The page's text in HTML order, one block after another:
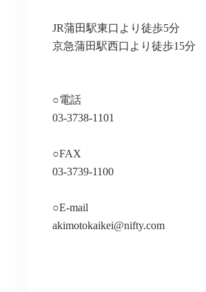
JR蒲田駅東口より徒歩5分
京急蒲田駅西口より徒歩15分
○電話
03-3738-1101
○FAX
03-3739-1100
○E-mail
akimotokaikei@nifty.com